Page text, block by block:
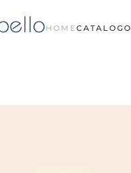
HOMECATALOGO